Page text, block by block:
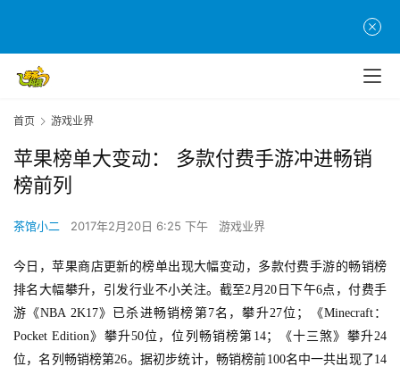
首页 游戏业界
苹果榜单大变动： 多款付费手游冲进畅销
榜前列
茶馆小二 2017年2月20日 6:25 下午 游戏业界
今日，苹果商店更新的榜单出现大幅变动，多款付费手游的畅销榜
排名大幅攀升，引发行业不小关注。截至2月20日下午6点，付费手
游《NBA 2K17》已杀进畅销榜第7名，攀升27位；《Minecraft：
Pocket Edition》攀升50位，位列畅销榜第14；《十三煞》攀升24
位，名列畅销榜第26。据初步统计，畅销榜前100名中一共出现了14